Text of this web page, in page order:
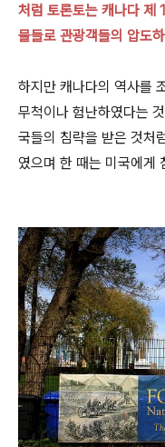
처럼 토론토는 캐나다 제
물들로 관광객들의 압도
하지만 캐나다의 역사를
무척이나 험난하였다는
국들의 침략을 받은 것처
였으며 한 때는 미국에게